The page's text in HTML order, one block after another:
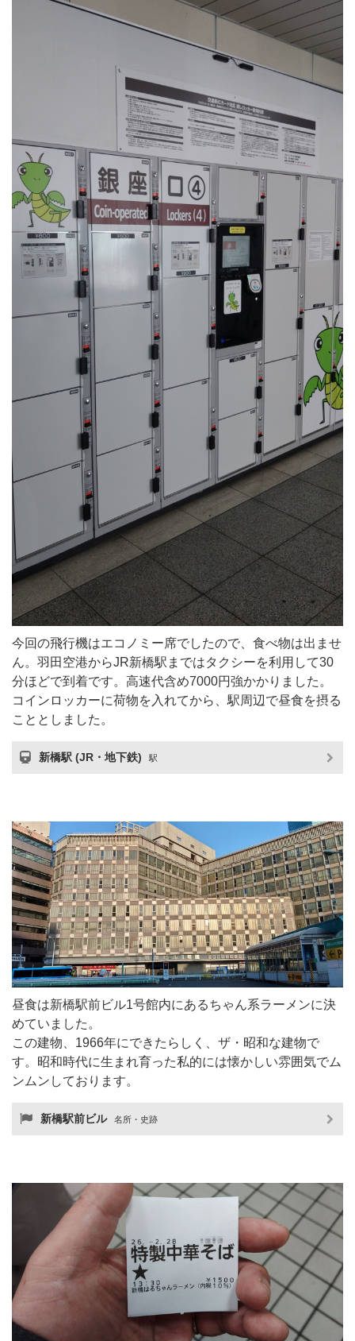
今回の飛行機はエコノミー席でしたので、食べ物は出ませ
ん。羽田空港からJR新橋駅まではタクシーを利用して30
分ほどで到着です。高速代含め7000円強かかりました。
コインロッカーに荷物を入れてから、駅周辺で昼食を摂る
こととしました。
新橋駅 (JR・地下鉄) 駅
昼食は新橋駅前ビル1号館内にあるちゃん系ラーメンに決
めていました。
この建物、1966年にできたらしく、ザ・昭和な建物で
す。昭和時代に生まれ育った私的には懐かしい雰囲気でム
ンムンしております。
新橋駅前ビル 名所・史跡